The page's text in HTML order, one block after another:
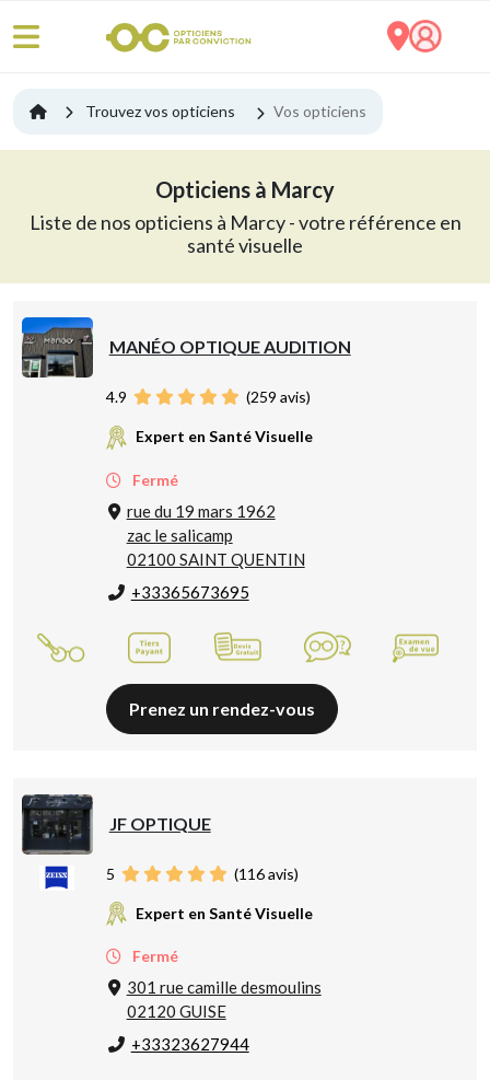
Trouvez vos opticiens Vos opticiens
Opticiens à Marcy
Liste de nos opticiens à Marcy - votre référence en
santé visuelle
MANÉO OPTIQUE AUDITION
4.9 (259 avis)
Expert en Santé Visuelle
Fermé
rue du 19 mars 1962
zac le salicamp
02100 SAINT QUENTIN
+33365673695
Prenez un rendez-vous
JF OPTIQUE
5 (116avis)
Expert en Santé Visuelle
Fermé
301 rue camille desmoulins
02120 GUISE
+33323627944